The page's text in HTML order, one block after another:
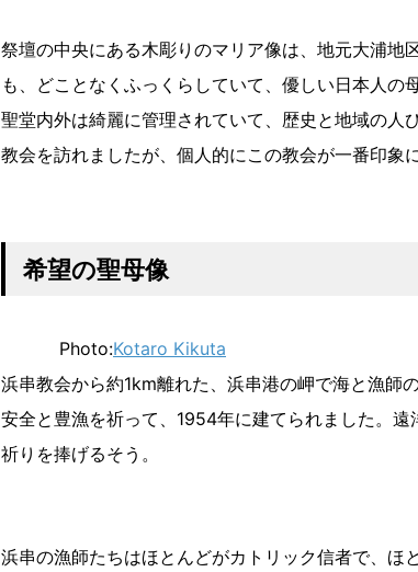
祭壇の中央にある木彫りのマリア像は、地元大浦地
も、どことなくふっくらしていて、優しい日本人の
聖堂内外は綺麗に管理されていて、歴史と地域の
教会を訪れましたが、個人的にこの教会が一番印象
希望の聖母像
Photo:Kotaro Kikuta
浜串教会から約1km離れた、浜串港の岬で海と漁師
安全と豊漁を祈って、1954年に建てられました。
祈りを捧げるそう。
船内に飾られて
浜串の漁師たちはほとんどがカトリック信者で、ほ